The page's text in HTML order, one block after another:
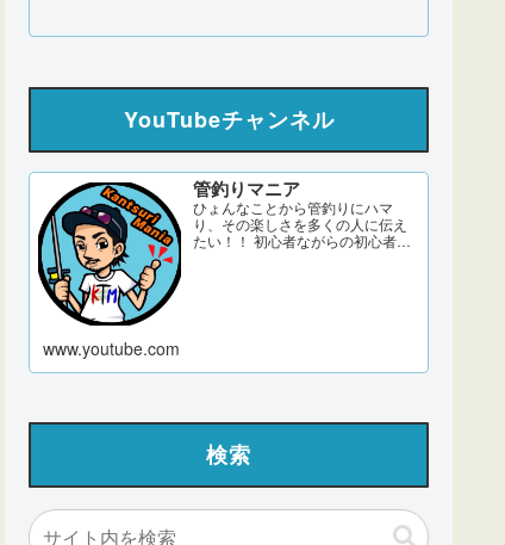
YouTubeチャンネル
管釣りマニア
ひょんなことから管釣りにハマ
り、その楽しさを多くの人に伝え
たい！！ 初心者ながらの初心者目
www.youtube.com
検索